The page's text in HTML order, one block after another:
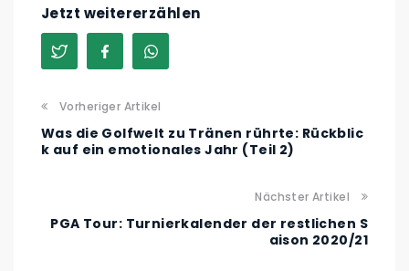
Jetzt weitererzählen
Vorheriger Artikel
Was die Golfwelt zu Tränen rührte: Rückblic
k auf ein emotionales Jahr (Teil 2)
Nächster Artikel
PGA Tour: Turnierkalender der restlichen S
aison 2020/21